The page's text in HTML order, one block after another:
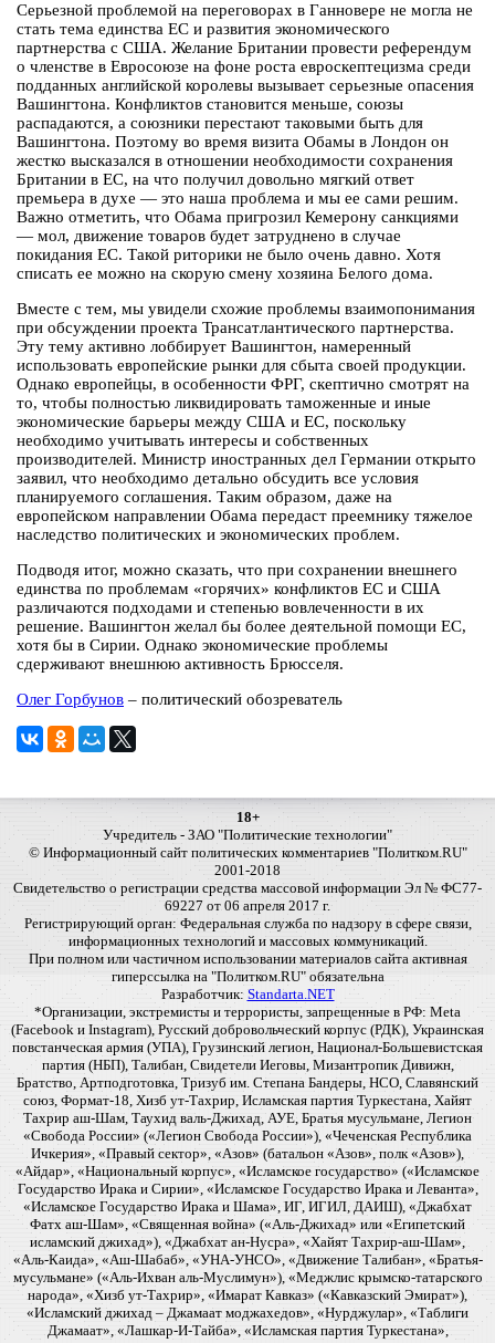
Серьезной проблемой на переговорах в Ганновере не могла не
стать тема единства ЕС и развития экономического
партнерства с США. Желание Британии провести референдум
о членстве в Евросоюзе на фоне роста евроскептецизма среди
подданных английской королевы вызывает серьезные опасения
Вашингтона. Конфликтов становится меньше, союзы
распадаются, а союзники перестают таковыми быть для
Вашингтона. Поэтому во время визита Обамы в Лондон он
жестко высказался в отношении необходимости сохранения
Британии в ЕС, на что получил довольно мягкий ответ
премьера в духе — это наша проблема и мы ее сами решим.
Важно отметить, что Обама пригрозил Кемерону санкциями
— мол, движение товаров будет затруднено в случае
покидания ЕС. Такой риторики не было очень давно. Хотя
списать ее можно на скорую смену хозяина Белого дома.
Вместе с тем, мы увидели схожие проблемы взаимопонимания
при обсуждении проекта Трансатлантического партнерства.
Эту тему активно лоббирует Вашингтон, намеренный
использовать европейские рынки для сбыта своей продукции.
Однако европейцы, в особенности ФРГ, скептично смотрят на
то, чтобы полностью ликвидировать таможенные и иные
экономические барьеры между США и ЕС, поскольку
необходимо учитывать интересы и собственных
производителей. Министр иностранных дел Германии открыто
заявил, что необходимо детально обсудить все условия
планируемого соглашения. Таким образом, даже на
европейском направлении Обама передаст преемнику тяжелое
наследство политических и экономических проблем.
Подводя итог, можно сказать, что при сохранении внешнего
единства по проблемам «горячих» конфликтов ЕС и США
различаются подходами и степенью вовлеченности в их
решение. Вашингтон желал бы более деятельной помощи ЕС,
хотя бы в Сирии. Однако экономические проблемы
сдерживают внешнюю активность Брюсселя.
Олег Горбунов – политический обозреватель
18+
Учредитель - ЗАО "Политические технологии"
© Информационный сайт политических комментариев "Политком.RU"
2001-2018
Свидетельство о регистрации средства массовой информации Эл № ФС77-
69227 от 06 апреля 2017 г.
Регистрирующий орган: Федеральная служба по надзору в сфере связи,
информационных технологий и массовых коммуникаций.
При полном или частичном использовании материалов сайта активная
гиперссылка на "Политком.RU" обязательна
Разработчик: Standarta.NET
*Организации, экстремисты и террористы, запрещенные в РФ: Meta
(Facebook и Instagram), Русский добровольческий корпус (РДК), Украинская
повстанческая армия (УПА), Грузинский легион, Национал-Большевистская
партия (НБП), Талибан, Свидетели Иеговы, Мизантропик Дивижн,
Братство, Артподготовка, Тризуб им. Степана Бандеры, НСО, Славянский
союз, Формат-18, Хизб ут-Тахрир, Исламская партия Туркестана, Хайят
Тахрир аш-Шам, Таухид валь-Джихад, АУЕ, Братья мусульмане, Легион
«Свобода России» («Легион Свобода России»), «Чеченская Республика
Ичкерия», «Правый сектор», «Азов» (батальон «Азов», полк «Азов»),
«Айдар», «Национальный корпус», «Исламское государство» («Исламское
Государство Ирака и Сирии», «Исламское Государство Ирака и Леванта»,
«Исламское Государство Ирака и Шама», ИГ, ИГИЛ, ДАИШ), «Джабхат
Фатх аш-Шам», «Священная война» («Аль-Джихад» или «Египетский
исламский джихад»), «Джабхат ан-Нусра», «Хайят Тахрир-аш-Шам»,
«Аль-Каида», «Аш-Шабаб», «УНА-УНСО», «Движение Талибан», «Братья-
мусульмане» («Аль-Ихван аль-Муслимун»), «Меджлис крымско-татарского
народа», «Хизб ут-Тахрир», «Имарат Кавказ» («Кавказский Эмират»),
«Исламский джихад – Джамаат моджахедов», «Нурджулар», «Таблиги
Джамаат», «Лашкар-И-Тайба», «Исламская партия Туркестана»,